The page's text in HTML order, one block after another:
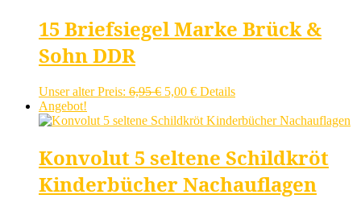
15 Briefsiegel Marke Brück &
Sohn DDR
Unser alter Preis: 6,95€ Ursprünglicher
war:
5,00 €Aktueller
ist:
Details
Angebot!
Konvolut 5 seltene Schildkröt
Kinderbücher Nachauflagen